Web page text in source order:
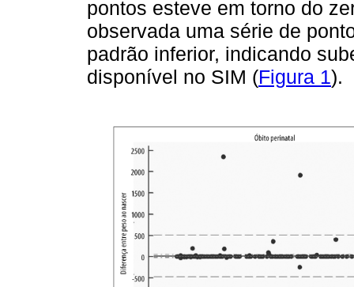
pontos esteve em torno do
observada uma série de
padrão inferior, indicando
disponível no SIM (Figura 1).